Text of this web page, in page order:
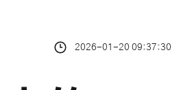
2026-01-20 09:37:30